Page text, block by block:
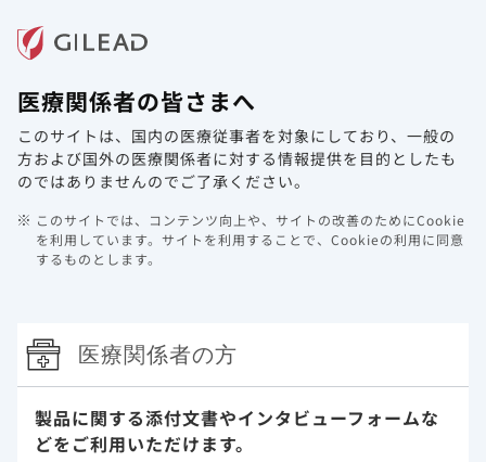
ホーム 製品情報
システムメンテナンスのお知らせ
2022年9月20日 その他
平素は当サイトをご利用いただき、誠にありがとうございま
す。
みなさまにはご不便おかけいたしますが、何卒ご理解いただ
きますようお願い申し上げます。
メンテナンス日時：
2022年9月20日(火) 21:00 ～ 9月21日(水) 9:00 予定
医療関係者の皆さまへ
このサイトは、国内の医療従事者を対象にしており、 一般の
方および国外の医療関係者に対する情報提供を目的としたも
のではありませんのでご了承ください。
このサイトでは、コンテンツ向上や、サイトの改善のためにCookie
を利用しています。 サイトを利用することで、Cookieの利用に同意
するものとします。
医療関係者の方
製品に関する添付文書やインタビューフォームな
どをご利用いただけます。